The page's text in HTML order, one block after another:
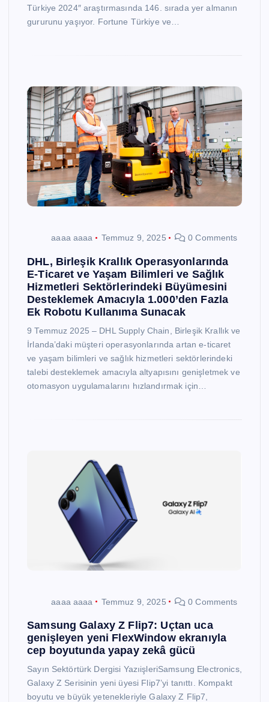
Türkiye 2024″ araştırmasında 146. sırada yer almanın
gururunu yaşıyor. Fortune Türkiye ve…
aaaa aaaa Temmuz 9, 2025 0 Comments
DHL, Birleşik Krallık Operasyonlarında
E-Ticaret ve Yaşam Bilimleri ve Sağlık
Hizmetleri Sektörlerindeki Büyümesini
Desteklemek Amacıyla 1.000’den Fazla
Ek Robotu Kullanıma Sunacak
9 Temmuz 2025 – DHL Supply Chain, Birleşik Krallık ve
İrlanda’daki müşteri operasyonlarında artan e-ticaret
ve yaşam bilimleri ve sağlık hizmetleri sektörlerindeki
talebi desteklemek amacıyla altyapısını genişletmek ve
otomasyon uygulamalarını hızlandırmak için…
aaaa aaaa Temmuz 9, 2025 0 Comments
Samsung Galaxy Z Flip7: Uçtan uca
genişleyen yeni FlexWindow ekranıyla
cep boyutunda yapay zekâ gücü
Sayın Sektörtürk Dergisi YazıişleriSamsung Electronics,
Galaxy Z Serisinin yeni üyesi Flip7’yi tanıttı. Kompakt
boyutu ve büyük yetenekleriyle Galaxy Z Flip7,